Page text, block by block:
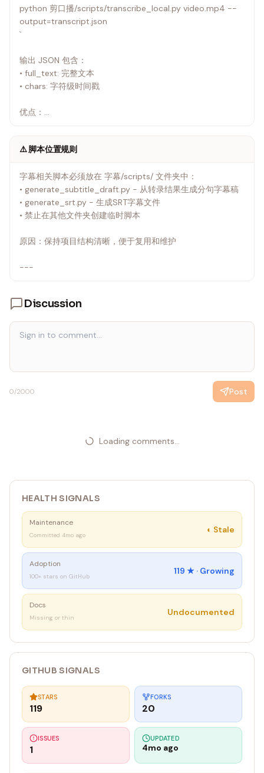
python 剪口播/scripts/transcribe_local.py video.mp4 --
output=transcript.json
`
输出 JSON 包含：
• full_text: 完整文本
• chars: 字符级时间戳
优点：
• 与剪口播共用同一脚本
⚠️ 脚本位置规则
字幕相关脚本必须放在 字幕/scripts/ 文件夹中：
• generate_subtitle_draft.py - 从转录结果生成分句字幕稿
• generate_srt.py - 生成SRT字幕文件
• 禁止在其他文件夹创建临时脚本
原因：保持项目结构清晰，便于复用和维护
---
Discussion
0/2000 Post
Loading comments...
HEALTH SIGNALS
Maintenance
Committed 4mo ago
◐ Stale
Adoption
100+ stars on GitHub
119 ★ · Growing
Docs
Missing or thin
Undocumented
GITHUB SIGNALS
STARS
119
FORKS
20
ISSUES
1
UPDATED
4mo ago